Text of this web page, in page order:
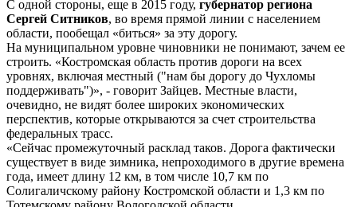
С одной стороны, еще в 2015 году, губернатор региона
Сергей Ситников, во время прямой линии с населением
области, пообещал «биться» за эту дорогу.
На муниципальном уровне чиновники не понимают, зачем ее
строить. «Костромская область против дороги на всех
уровнях, включая местный ("нам бы дорогу до Чухломы
поддерживать")», - говорит Зайцев. Местные власти,
очевидно, не видят более широких экономических
перспектив, которые открываются за счет строительства
федеральных трасс.
«Сейчас промежуточный расклад таков. Дорога фактически
существует в виде зимника, непроходимого в другие времена
года, имеет длину 12 км, в том числе 10,7 км по
Солигаличскому району Костромской области и 1,3 км по